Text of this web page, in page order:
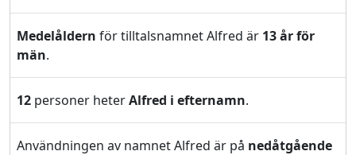
Medelåldern för tilltalsnamnet Alfred är 13 år för
män.
12 personer heterAlfred i efternamn.
Användningen av namnet Alfred är på nedåtgående